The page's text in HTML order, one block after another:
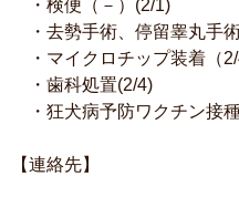
・検便（－）(2/1)
・去勢手術、停留睾丸手術
・マイクロチップ装着（2/
・歯科処置(2/4)
・狂犬病予防ワクチン接
【連絡先】